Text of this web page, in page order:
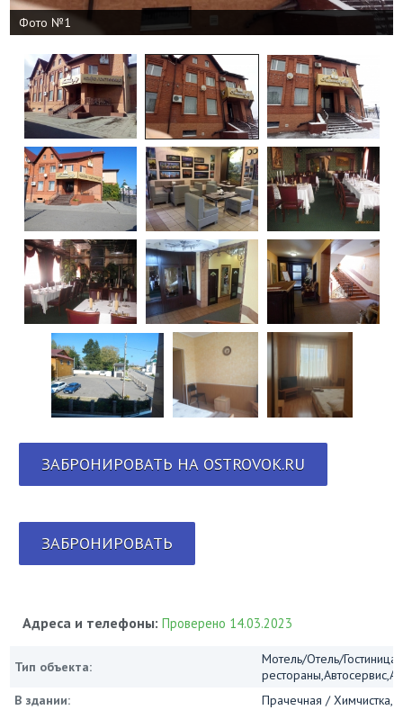
Фото №1
ЗАБРОНИРОВАТЬ НА OSTROVOK.RU
ЗАБРОНИРОВАТЬ
Адреса и телефоны:Проверено 14.03.2023
Тип объекта:
Мотель/Отель/
В здании:
Прачечная / Химчистка,